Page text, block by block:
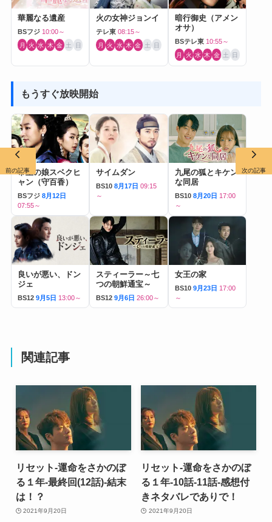
華麗なる遺産
BSフジ 10:00～
月 火 水 木 金 土 日
火の女神ジョンイ
テレ東 08:15～
月 火 水 木 金 土 日
暗行御史（アメン
オサ）
BSテレ東 10:55～
月 火 水 木 金 土 日
もうすぐ放映開始
帝王の娘スベクヒ
ャン（守百香）
BSフジ 8月12日
07:55～
サイムダン
BS10 8月17日 09:15
～
九尾の狐とキケン
な同居
BS10 8月20日 17:00
～
良いが悪い、ドン
ジェ
BS12 9月5日 13:00～
スティーラー～七
つの朝鮮通宝～
BS12 9月6日 26:00～
女王の家
BS10 9月23日 17:00
～
関連記事
リセット-運命をさかのぼ
る１年-最終回(12話)-結末
は！？
2021年9月20日
リセット-運命をさかのぼ
る１年-10話-11話-感想付
きネタバレでありで！
2021年9月20日
前の記事 次の記事